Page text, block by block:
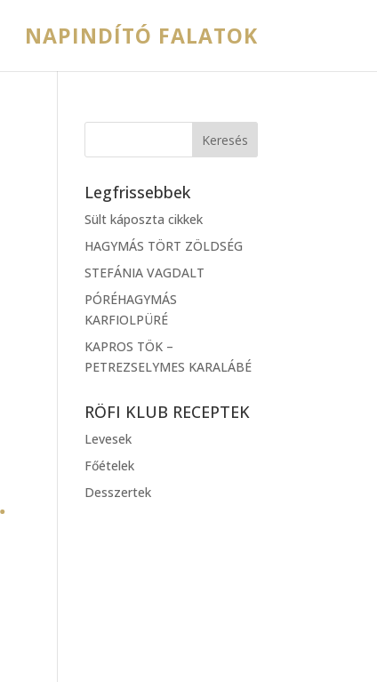
NAPINDÍTÓ FALATOK
Legfrissebbek
Sült káposzta cikkek
HAGYMÁS TÖRT ZÖLDSÉG
STEFÁNIA VAGDALT
PÓRÉHAGYMÁS
KARFIOLPÜRÉ
KAPROS TÖK –
PETREZSELYMES KARALÁBÉ
RÖFI KLUB RECEPTEK
Levesek
Főételek
Desszertek